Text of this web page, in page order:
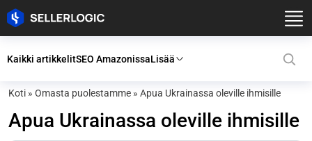
Kaikki artikkelitSEO AmazonissaLisää
Koti » Omasta puolestamme » Apua Ukrainassa oleville ihmisille
Apua Ukrainassa oleville ihmisille